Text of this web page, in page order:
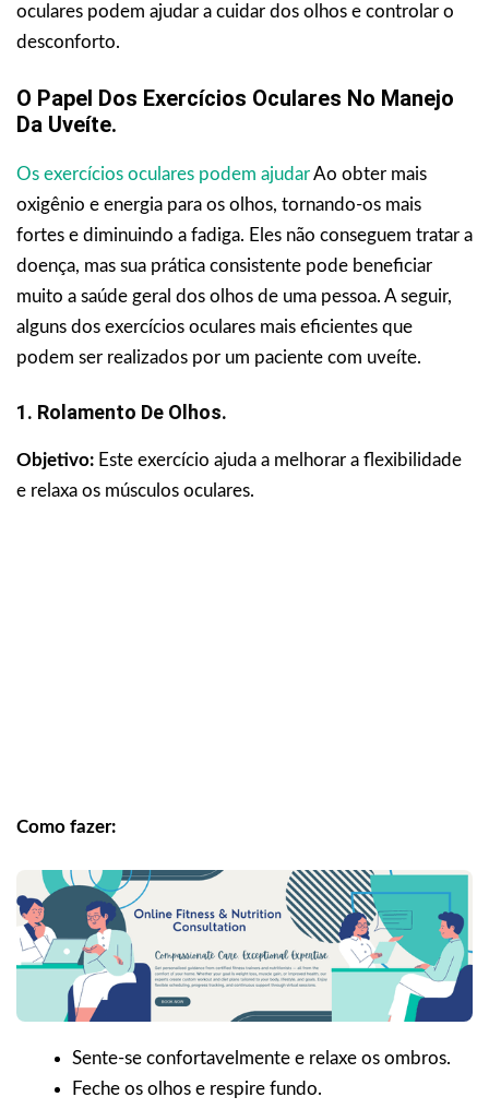
oculares podem ajudar a cuidar dos olhos e controlar o
desconforto.
O Papel Dos Exercícios Oculares No Manejo
Da Uveíte.
Os exercícios oculares podem ajudarAo obter mais
oxigênio e energia para os olhos, tornando-os mais
fortes e diminuindo a fadiga. Eles não conseguem tratar a
doença, mas sua prática consistente pode beneficiar
muito a saúde geral dos olhos de uma pessoa. A seguir,
alguns dos exercícios oculares mais eficientes que
podem ser realizados por um paciente com uveíte.
1. Rolamento De Olhos.
Objetivo: Este exercício ajuda a melhorar a flexibilidade
e relaxa os músculos oculares.
Como fazer:
Sente-se confortavelmente e relaxe os ombros.
Feche os olhos e respire fundo.